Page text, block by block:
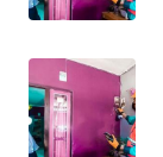
MALUT
WN